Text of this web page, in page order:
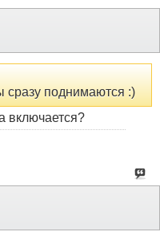
сразу поднимаются :)
включается?